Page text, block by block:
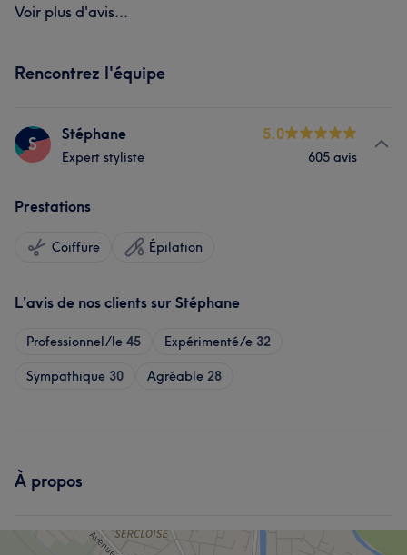
Voir plus d'avis...
Rencontrez l'équipe
S Stéphane
Expert styliste
5.0
605 avis
Prestations
Coiffure Épilation
L'avis de nos clients sur Stéphane
Professionnel/le 45 Expérimenté/e 32
Sympathique 30 Agréable 28
À propos